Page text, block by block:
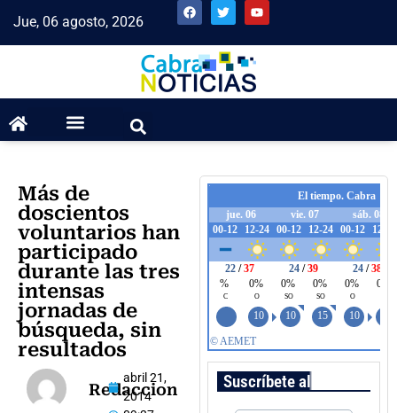
Jue, 06 agosto, 2026
Más de
doscientos
voluntarios han
participado
durante las tres
intensas
jornadas de
búsqueda, sin
resultados
Redaccion
abril 21,
2014
Suscríbete al boletín